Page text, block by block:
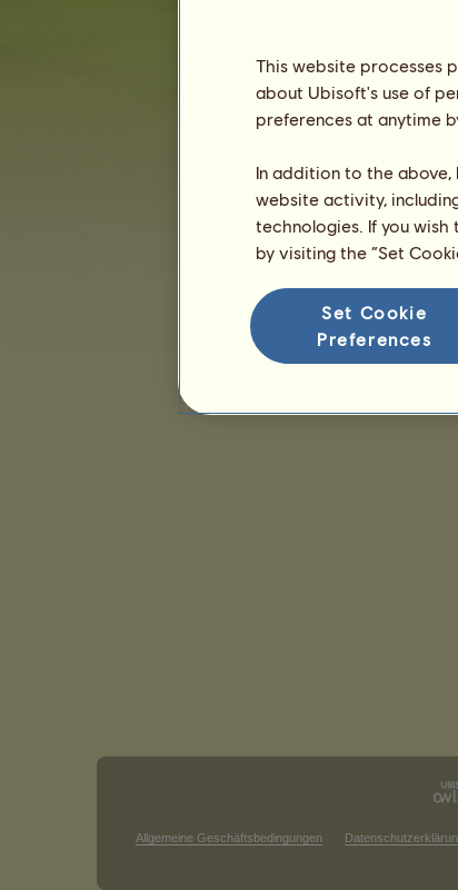
Die Gesamtrangliste
Die Platzierung für die Rasse
Allgemeine Geschäftsbedingungen
This website processes
about Ubisoft's use of
preferences at anytime
In addition to the above,
website activity,
technologies. If you wish
by visiting the “Set
Set Cookie
Preferences